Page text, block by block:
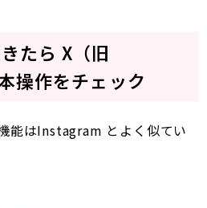
たら X（旧
操作をチェック
能はInstagram とよく似てい